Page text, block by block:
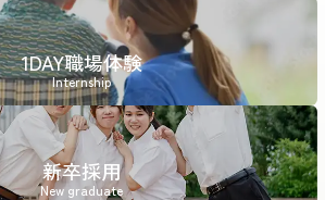
1DAY職場体験
Internship
新卒採用
New graduate